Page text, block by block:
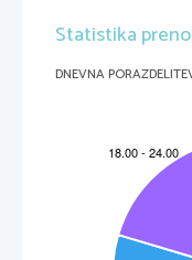
)
ima
razlike
(b)
Statistika
DNEVNA